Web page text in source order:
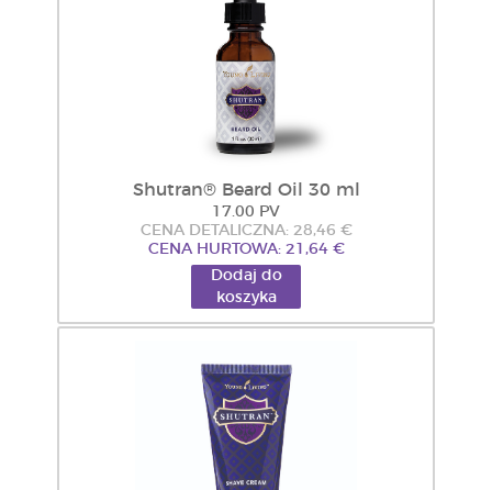
Shutran® Beard Oil 30 ml
17.00 PV
CENA DETALICZNA: 28,46 €
CENA HURTOWA: 21,64 €
Dodaj do
koszyka